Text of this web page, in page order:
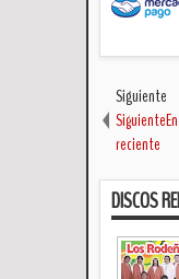
Siguiente
reciente
DISCOS